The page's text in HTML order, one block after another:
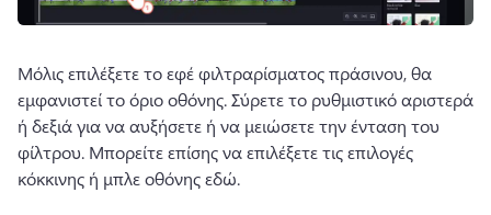
Μόλις επιλέξετε το εφέ φιλτραρίσματος πράσινου, θα
εμφανιστεί το όριο οθόνης. Σύρετε το ρυθμιστικό αριστερά
ή δεξιά για να αυξήσετε ή να μειώσετε την ένταση του
φίλτρου. Μπορείτε επίσης να επιλέξετε τις επιλογές
κόκκινης ή μπλε οθόνης εδώ.